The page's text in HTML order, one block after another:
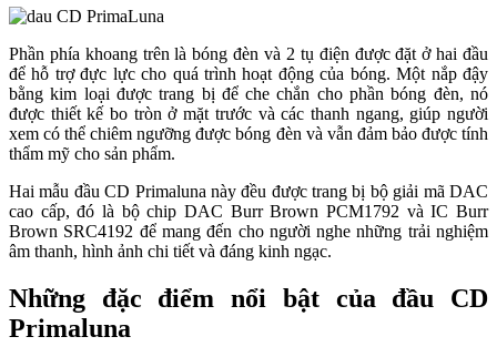
Phần phía khoang trên là bóng đèn và 2 tụ điện được đặt ở hai đầu
để hỗ trợ đực lực cho quá trình hoạt động của bóng. Một nắp đậy
bằng kim loại được trang bị để che chắn cho phần bóng đèn, nó
được thiết kế bo tròn ở mặt trước và các thanh ngang, giúp người
xem có thể chiêm ngưỡng được bóng đèn và vẫn đảm bảo được tính
thẩm mỹ cho sản phẩm.
Hai mẫu đầu CD Primaluna này đều được trang bị bộ giải mã DAC
cao cấp, đó là bộ chip DAC Burr Brown PCM1792 và IC Burr
Brown SRC4192 để mang đến cho người nghe những trải nghiệm
âm thanh, hình ảnh chi tiết và đáng kinh ngạc.
Những đặc điểm nổi bật của đầu CD
Primaluna